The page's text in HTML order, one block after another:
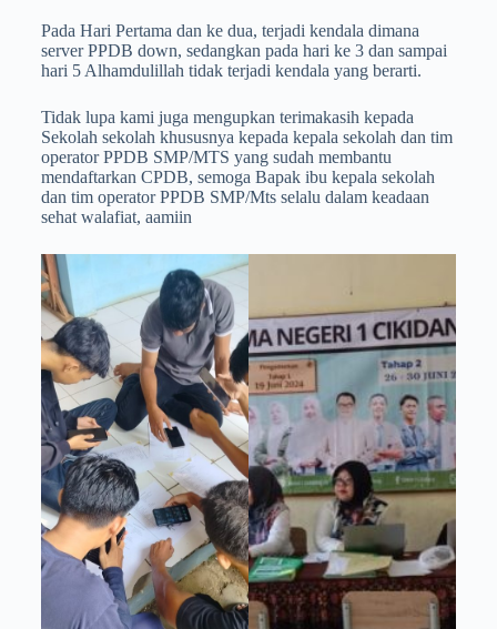
Pada Hari Pertama dan ke dua, terjadi kendala dimana
server PPDB down, sedangkan pada hari ke 3 dan sampai
hari 5 Alhamdulillah tidak terjadi kendala yang berarti.
Tidak lupa kami juga mengupkan terimakasih kepada
Sekolah sekolah khususnya kepada kepala sekolah dan tim
operator PPDB SMP/MTS yang sudah membantu
mendaftarkan CPDB, semoga Bapak ibu kepala sekolah
dan tim operator PPDB SMP/Mts selalu dalam keadaan
sehat walafiat, aamiin